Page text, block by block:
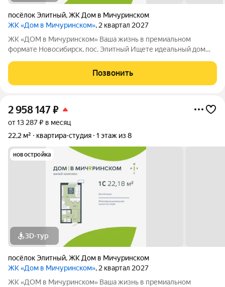
посёлок Элитный,ЖК Дом в Мичуринском
ЖК «Дом в Мичуринском», 2 квартал 2027
ЖК «ДОМ в Мичуринском» Ваша жизнь в премиальном
формате Новосибирск, пос. Элитный Ищете идеальный дом
Уютный посёлок Элитный. Зелёная, тихая и перспективная
локация с хорошей транспортной
Позвонить
2 958 147₽
от 13 287 ₽ в месяц
22,2 м²
квартира-студия 1 этаж из 8
новостройка
3D-тур
посёлок Элитный,ЖК Дом в Мичуринском
ЖК «Дом в Мичуринском», 2 квартал 2027
ЖК «ДОМ в Мичуринском» Ваша жизнь в премиальном